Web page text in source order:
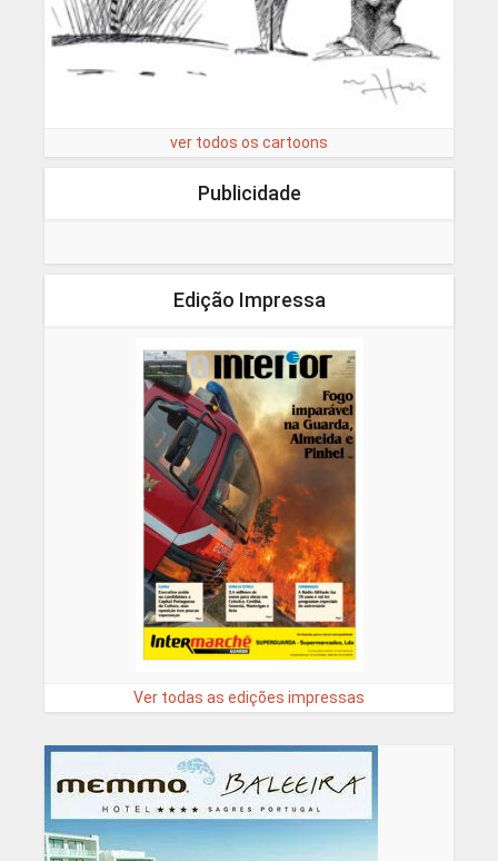
ver todos os cartoons
Publicidade
Edição Impressa
Ver todas as edições impressas